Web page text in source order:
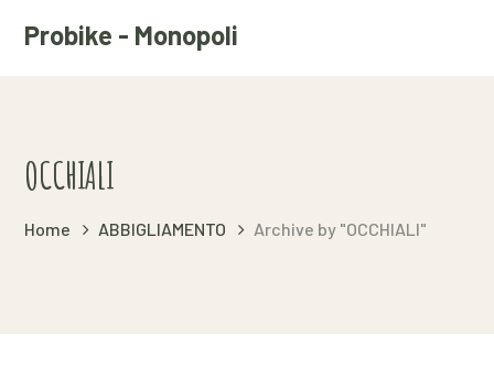
Probike - Monopoli
OCCHIALI
Home ABBIGLIAMENTO Archive by "OCCHIALI"